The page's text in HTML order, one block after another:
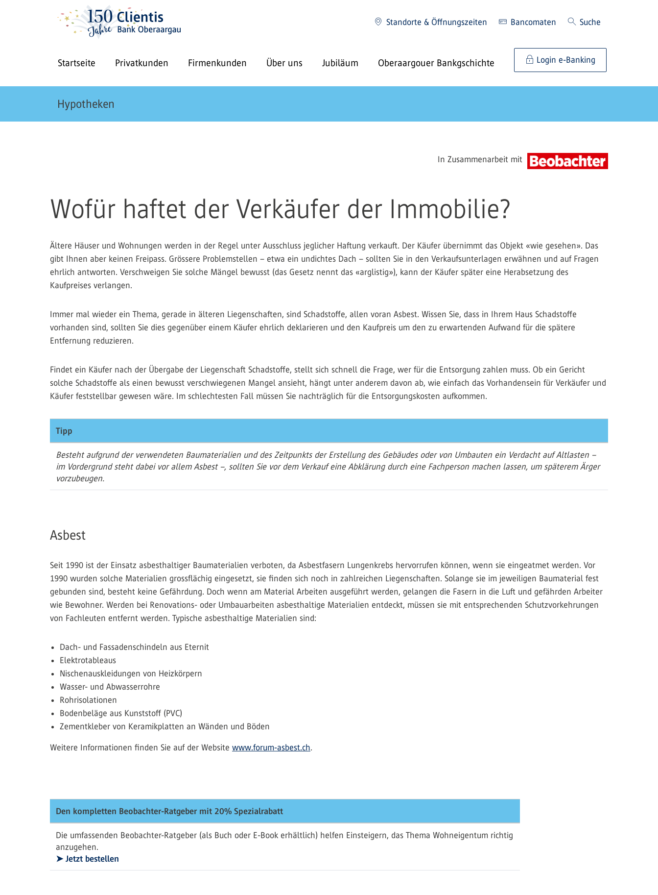
Standorte & Öffnungszeiten Bancomaten Suche
Startseite Privatkunden Firmenkunden Über uns Jubiläum Oberaargouer Bankgschichte Login e-Banking
Hypotheken
In Zusammenarbeit mit
Wofür haftet der Verkäufer der Immobilie?
Ältere Häuser und Wohnungen werden in der Regel unter Ausschluss jeglicher Haftung verkauft. Der Käufer übernimmt das Objekt «wie gesehen». Das
gibt Ihnen aber keinen Freipass. Grössere Problemstellen – etwa ein undichtes Dach – sollten Sie in den Verkaufsunterlagen erwähnen und auf Fragen
ehrlich antworten. Verschweigen Sie solche Mängel bewusst (das Gesetz nennt das «arglistig»), kann der Käufer später eine Herabsetzung des
Kaufpreises verlangen.
Immer mal wieder ein Thema, gerade in älteren Liegenschaften, sind Schadstoffe, allen voran Asbest. Wissen Sie, dass in Ihrem Haus Schadstoffe
vorhanden sind, sollten Sie dies gegenüber einem Käufer ehrlich deklarieren und den Kaufpreis um den zu erwartenden Aufwand für die spätere
Entfernung reduzieren.
Findet ein Käufer nach der Übergabe der Liegenschaft Schadstoffe, stellt sich schnell die Frage, wer für die Entsorgung zahlen muss. Ob ein Gericht
solche Schadstoffe als einen bewusst verschwiegenen Mangel ansieht, hängt unter anderem davon ab, wie einfach das Vorhandensein für Verkäufer und
Käufer feststellbar gewesen wäre. Im schlechtesten Fall müssen Sie nachträglich für die Entsorgungskosten aufkommen.
Tipp
Besteht aufgrund der verwendeten Baumaterialien und des Zeitpunkts der Erstellung des Gebäudes oder von Umbauten ein Verdacht auf Altlasten –
im Vordergrund steht dabei vor allem Asbest –, sollten Sie vor dem Verkauf eine Abklärung durch eine Fachperson machen lassen, um späterem Ärger
vorzubeugen.
Asbest
Seit 1990 ist der Einsatz asbesthaltiger Baumaterialien verboten, da Asbestfasern Lungenkrebs hervorrufen können, wenn sie eingeatmet werden. Vor
1990 wurden solche Materialien grossflächig eingesetzt, sie finden sich noch in zahlreichen Liegenschaften. Solange sie im jeweiligen Baumaterial fest
gebunden sind, besteht keine Gefährdung. Doch wenn am Material Arbeiten ausgeführt werden, gelangen die Fasern in die Luft und gefährden Arbeiter
wie Bewohner. Werden bei Renovations- oder Umbauarbeiten asbesthaltige Materialien entdeckt, müssen sie mit entsprechenden Schutzvorkehrungen
von Fachleuten entfernt werden. Typische asbesthaltige Materialien sind:
Dach- und Fassadenschindeln aus Eternit
Elektrotableaus
Nischenauskleidungen von Heizkörpern
Wasser- und Abwasserrohre
Rohrisolationen
Bodenbeläge aus Kunststoff (PVC)
Zementkleber von Keramikplatten an Wänden und Böden
Weitere Informationen finden Sie auf der Website www.forum-asbest.ch.
Den kompletten Beobachter-Ratgeber mit 20% Spezialrabatt
Die umfassenden Beobachter-Ratgeber (als Buch oder E-Book erhältlich) helfen Einsteigern, das Thema Wohneigentum richtig
anzugehen.
➤ Jetzt bestellen